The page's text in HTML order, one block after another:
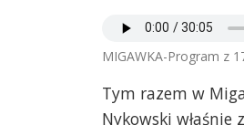
MIGAWKA-Program z
Tym razem w
Nykowski właśnie